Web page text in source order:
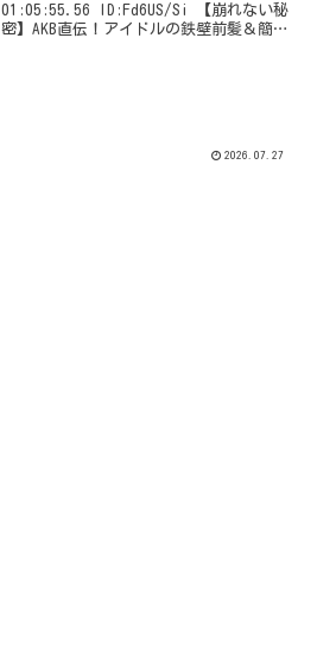
01:05:55.56 ID:Fd6US/Si 【崩れない秘
密】AKB直伝！アイドルの鉄壁前髪＆簡単
2026.07.27